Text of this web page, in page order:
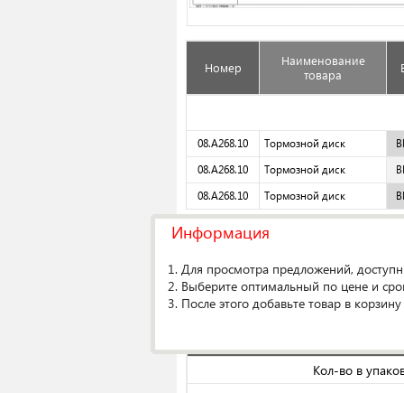
Номер
Наименование
товара
08.A268.10 Тормозной диск
08.A268.10
Тормозной диск
08.A268.10
Тормозной диск
О производителе
Кол-во в
Информация
1. Для просмотра предложений,
2. Выберите оптимальный по цене и
3. После этого добавьте товар в